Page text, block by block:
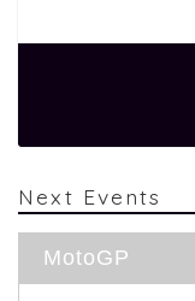
Next Events
MotoGP